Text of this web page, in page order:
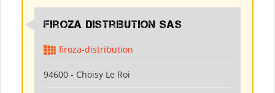
Firoza Distribution SAS
firoza-distribution
94600 - Choisy Le Roi